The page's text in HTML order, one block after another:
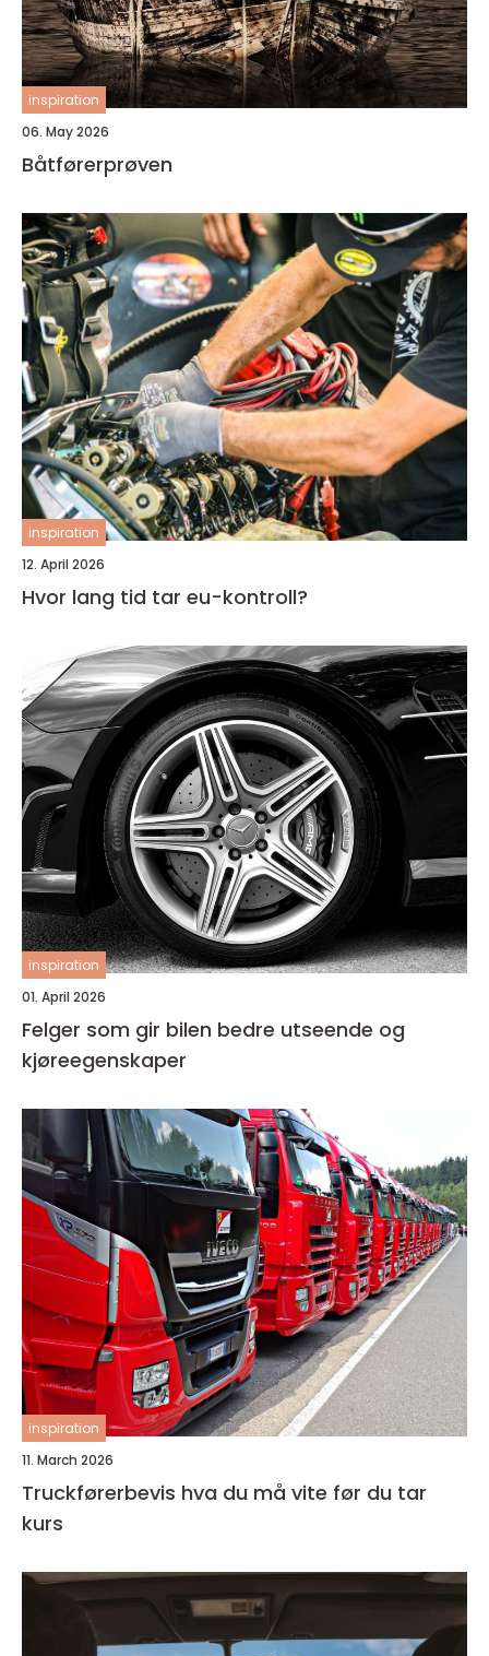
inspiration
06. May 2026
Båtførerprøven
inspiration
12. April 2026
Hvor lang tid tar eu-kontroll?
inspiration
01. April 2026
Felger som gir bilen bedre utseende og
kjøreegenskaper
inspiration
11. March 2026
Truckførerbevis hva du må vite før du tar
kurs